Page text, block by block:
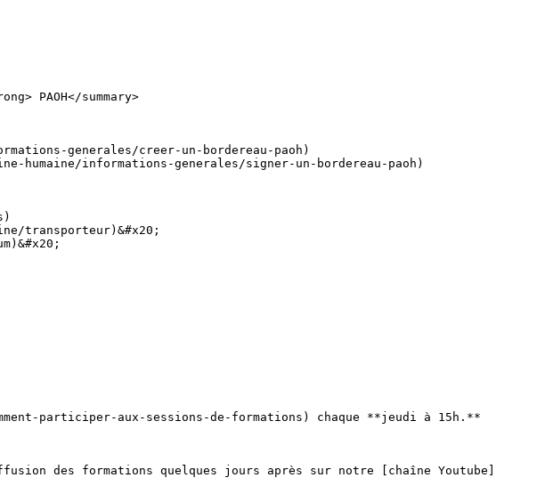
PAOH</summary>
generales/creer-un-bordereau-paoh)
informations-generales/signer-un-bordereau-paoh)
transporteur)&#x20;
participer-aux-sessions-de-formations) chaque **jeudi à 15h.**
des formations quelques jours après sur notre [chaîne Youtube]